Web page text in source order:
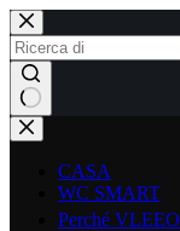
CASA
WC SMART
Perché VLEEO